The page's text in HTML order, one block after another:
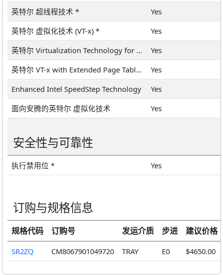
英特尔 超线程技术 *
Yes
英特尔 虚拟化技术 (VT-x) *
Yes
英特尔 Virtualization Technology for Directed I/O (VT-d) *
Yes
英特尔 VT-x with Extended Page Tables (EPT) *
Yes
Enhanced Intel SpeedStep Technology
Yes
面向安腾的英特尔 虚拟化技术
Yes
安全性与可靠性
执行禁用位 * Yes
订购与规格信息
规格代码 订购号 发运介质 步进 建议价格
SR2ZQ CM8067901049720 TRAY E0 $4650.00